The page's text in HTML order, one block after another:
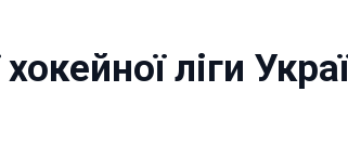
ліги